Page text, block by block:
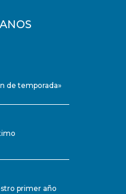
de temporada»
primer año